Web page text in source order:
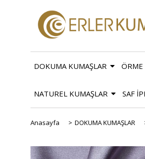
DOKUMA KUMAŞLAR ÖRME
NATUREL KUMAŞLAR SAF
Anasayfa > DOKUMA KUMAŞLAR